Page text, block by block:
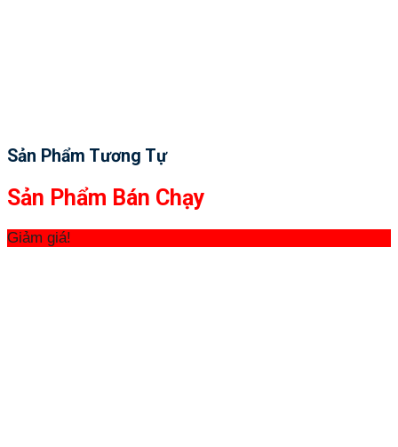
Sản Phẩm Tương Tự
Sản Phẩm Bán Chạy
Giảm giá!